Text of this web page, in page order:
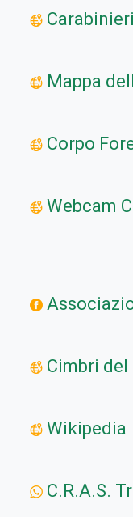
Mappa
Corpo
Webcam
Cimbri
Wikipedia
C.R.A.S.